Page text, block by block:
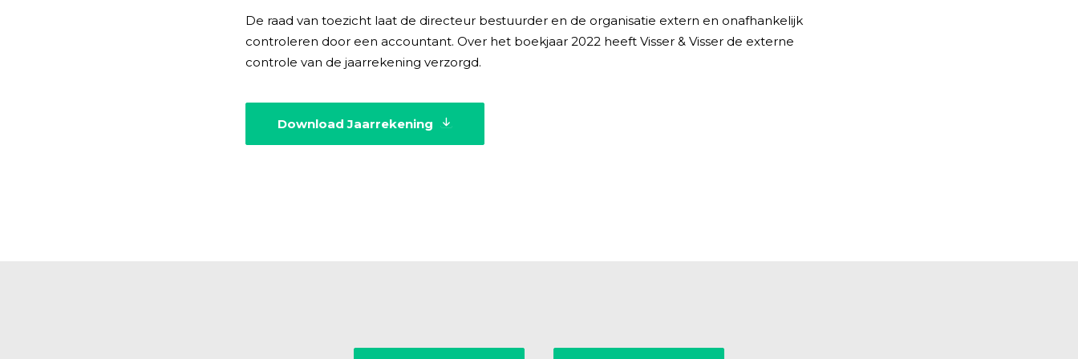
De raad van toezicht laat de directeur bestuurder en de organisatie extern en onafhankelijk
controleren door een accountant. Over het boekjaar 2022 heeft Visser & Visser de externe
controle van de jaarrekening verzorgd.
Download Jaarrekening